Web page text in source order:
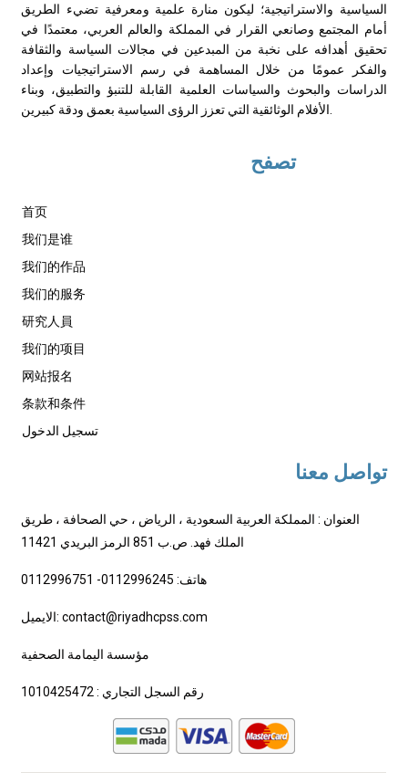
السياسية والاستراتيجية؛ ليكون منارة علمية ومعرفية تضيء الطريق
أمام المجتمع وصانعي القرار في المملكة والعالم العربي، معتمدًا في
تحقيق أهدافه على نخبة من المبدعين في مجالات السياسة والثقافة
والفكر عمومًا من خلال المساهمة في رسم الاستراتيجيات وإعداد
الدراسات والبحوث والسياسات العلمية القابلة للتنبؤ والتطبيق، وبناء
تصفح
首页
我们是谁
我们的作品
我们的服务
研究人員
我们的项目
网站报名
条款和条件
تسجيل الدخول
تواصل معنا
العنوان : المملكة العربية السعودية ، الرياض ، حي الصحافة ، طريق
الملك فهد. ص.ب 851 الرمز البريدي 11421
هاتف: 0112996245- 0112996751
الايميل: contact@riyadhcpss.com
مؤسسة اليمامة الصحفية
رقم السجل التجاري : 1010425472